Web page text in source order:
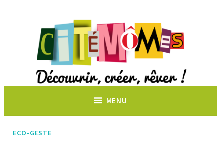
Découvrir, créer, rêver !
MENU
ECO-GESTE